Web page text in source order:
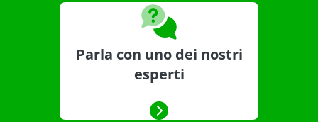
Parla con uno dei nostri
esperti